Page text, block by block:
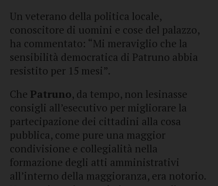
Un veterano della politica locale,
conoscitore di uomini e cose del palazzo,
ha commentato: “Mi meraviglio che la
sensibilità democratica di Patruno abbia
resistito per 15 mesi”.
Che Patruno, da tempo, non lesinasse
consigli all’esecutivo per migliorare la
partecipazione dei cittadini alla cosa
pubblica, come pure una maggior
condivisione e collegialità nella
formazione degli atti amministrativi
all’interno della maggioranza, era notorio.